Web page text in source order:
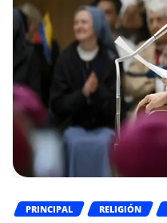
PRINCIPAL RELIGIÓN